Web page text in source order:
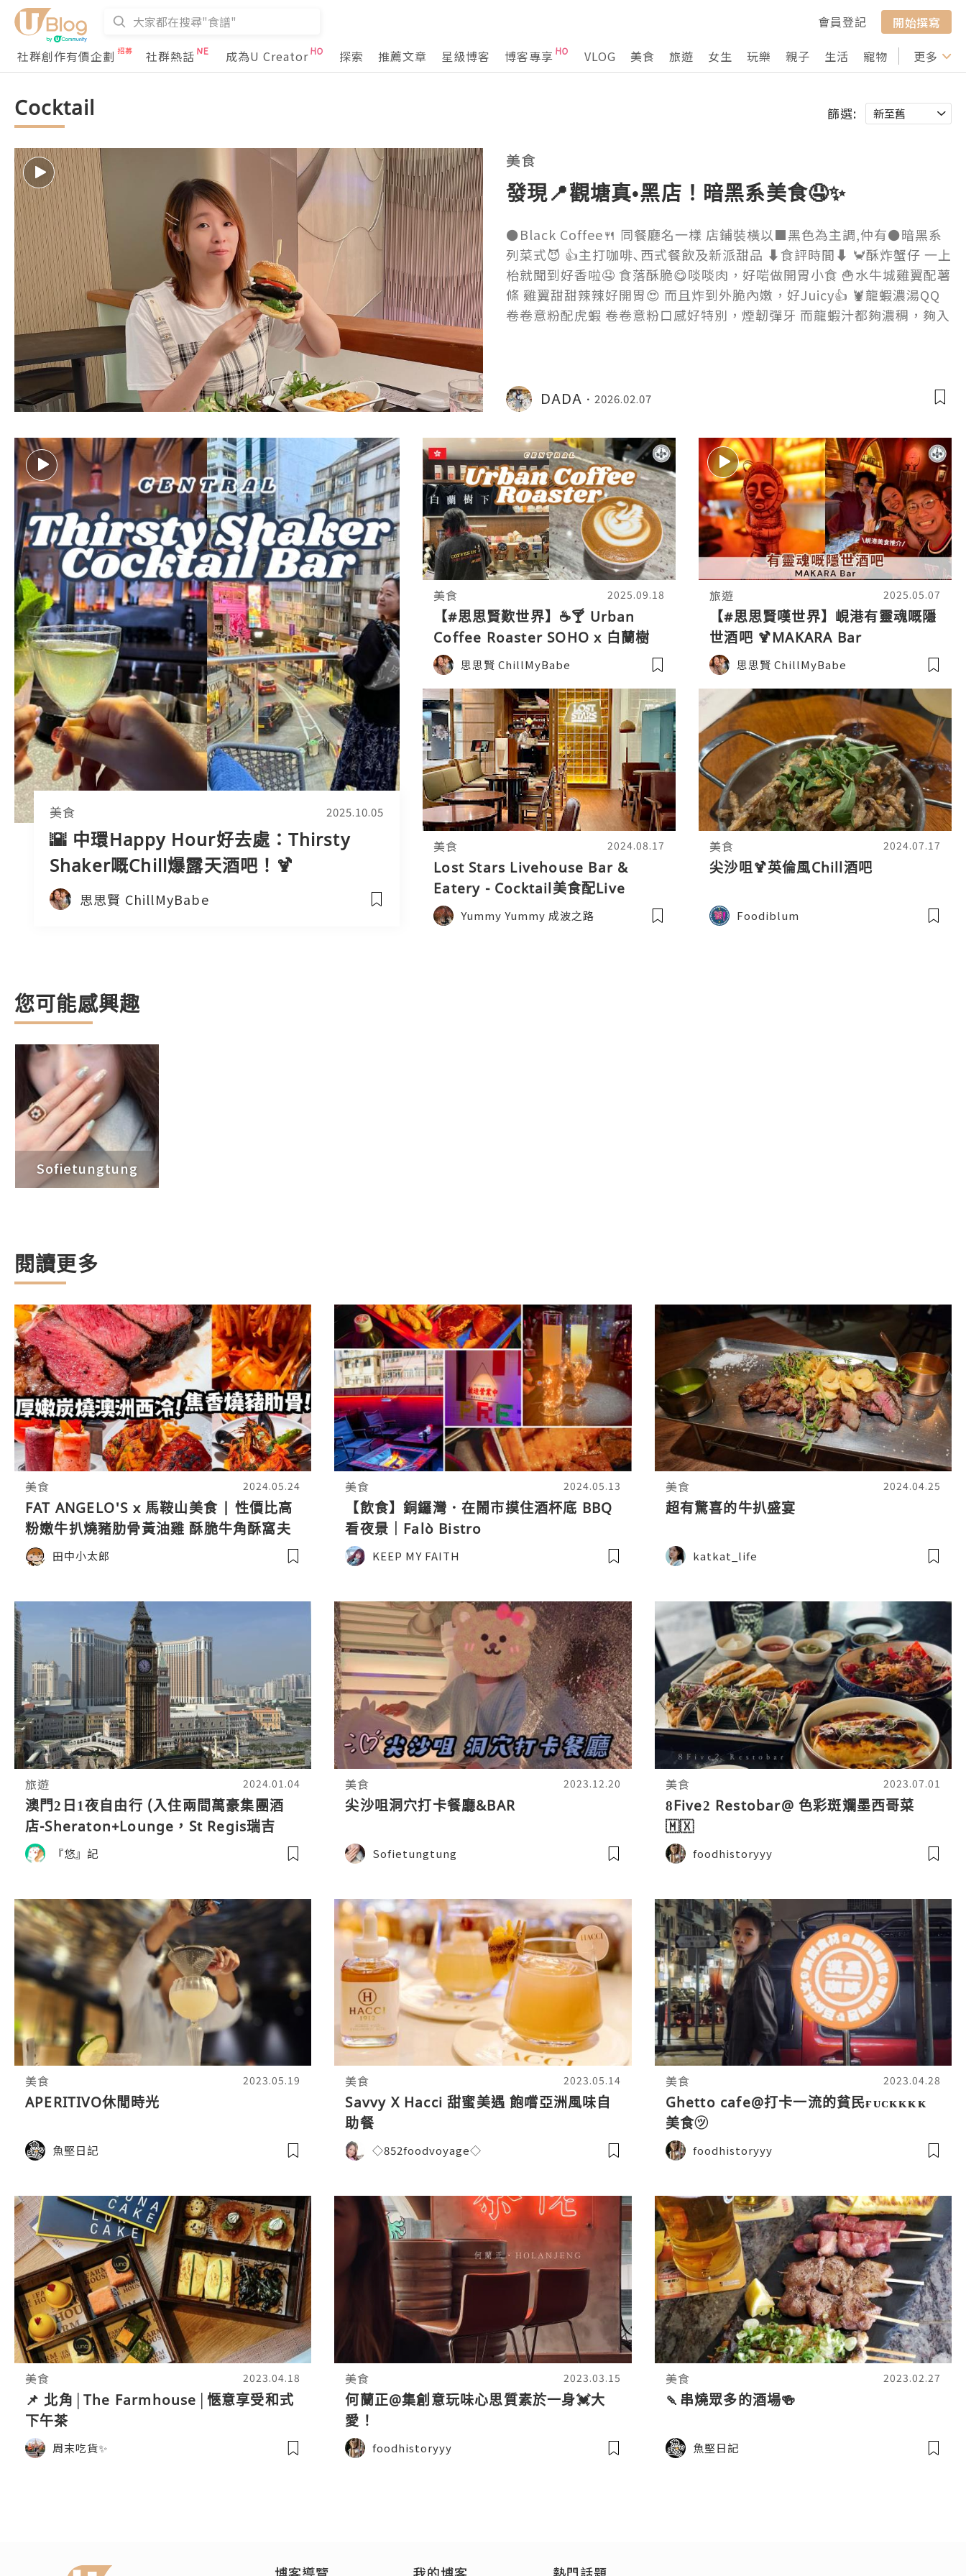
會員登記
開始撰寫
社群創作有價企劃
社群熱話 成為U Creator 探索 推薦文章 星級博客 博客專享 VLOG 美食 旅遊 女生 玩樂 親子 生活 寵物 行山 打卡
更多
Cocktail 篩選:
美食
發現📍觀塘真•黑店！暗黑系美食🤤✨
⚫Black Coffee🍴 同餐廳名一樣 店鋪裝橫以⬛黑色為主調,仲有⚫暗黑系
列菜式😈 👍主打咖啡､西式餐飲及新派甜品 ⬇️食評時間⬇️ 🦀酥炸蟹仔 一上
枱就聞到好香啦🤤 食落酥脆😋啖啖肉，好啱做開胃小食 🍟水牛城雞翼配薯
條 雞翼甜甜辣辣好開胃😍 而且炸到外脆內嫩，好Juicy👍 🦞龍蝦濃湯QQ
卷卷意粉配虎蝦 卷卷意粉口感好特別，煙韌彈牙 而龍蝦汁都夠濃稠，夠入
DADA 2026.02.07
美食 2025.10.05
🌇 中環Happy Hour好去處：Thirsty
Shaker嘅Chill爆露天酒吧！🍹
思思賢 ChillMyBabe
美食 2025.09.18
【#思思賢歎世界】☕️🍸 Urban
Coffee Roaster SOHO x 白蘭樹
下！思思賢 ChillMyBabe
旅遊 2025.05.07
【#思思賢嘆世界】峴港有靈魂嘅隱
世酒吧 🍹MAKARA Bar
思思賢 ChillMyBabe
美食 2024.08.17
Lost Stars Livehouse Bar &
Eatery - Cocktail美食配Live
House, Welcome Back!
Yummy Yummy 成波之路
美食 2024.07.17
尖沙咀🍹英倫風Chill酒吧
Foodiblum
您可能感興趣
Sofietungtung
閱讀更多
美食 2024.05.24
FAT ANGELO'S x 馬鞍山美食 | 性價比高
粉嫩牛扒燒豬肋骨黃油雞 酥脆牛角酥窩夫
雪糕 | 西餐/甜品/啤酒/優惠/意粉/沙田
田中小太郎
美食 2024.05.13
【飲食】銅鑼灣．在鬧市摸住酒杯底 BBQ
看夜景｜Falò Bistro
KEEP MY FAITH
美食 2024.04.25
超有驚喜的牛扒盛宴
katkat_life
旅遊 2024.01.04
澳門2日1夜自由行 (入住兩間萬豪集團酒
店-Sheraton+Lounge，St Regis瑞吉
Free flow Cocktail+必食早餐+Bloody
Mary 起源，The Manor 晚餐)
『悠』記
美食 2023.12.20
尖沙咀洞穴打卡餐廳&BAR
Sofietungtung
美食 2023.07.01
8Five2 Restobar@ 色彩斑斕墨西哥菜
🇲🇽
foodhistoryyy
美食 2023.05.19
APERITIVO休閒時光
魚堅日記
美食 2023.05.14
Savvy X Hacci 甜蜜美遇 飽嚐亞洲風味自
助餐
◇852foodvoyage◇
美食 2023.04.28
Ghetto cafe@打卡一流的貧民ғᴜᴄᴋᴋᴋᴋ
美食㋡
foodhistoryyy
美食 2023.04.18
📌 北角│The Farmhouse│愜意享受和式
下午茶
周末吃貨✨
美食 2023.03.15
何蘭正@集創意玩味心思質素於一身💓大
愛！
foodhistoryyy
美食 2023.02.27
🍡串燒眾多的酒場🍻
魚堅日記